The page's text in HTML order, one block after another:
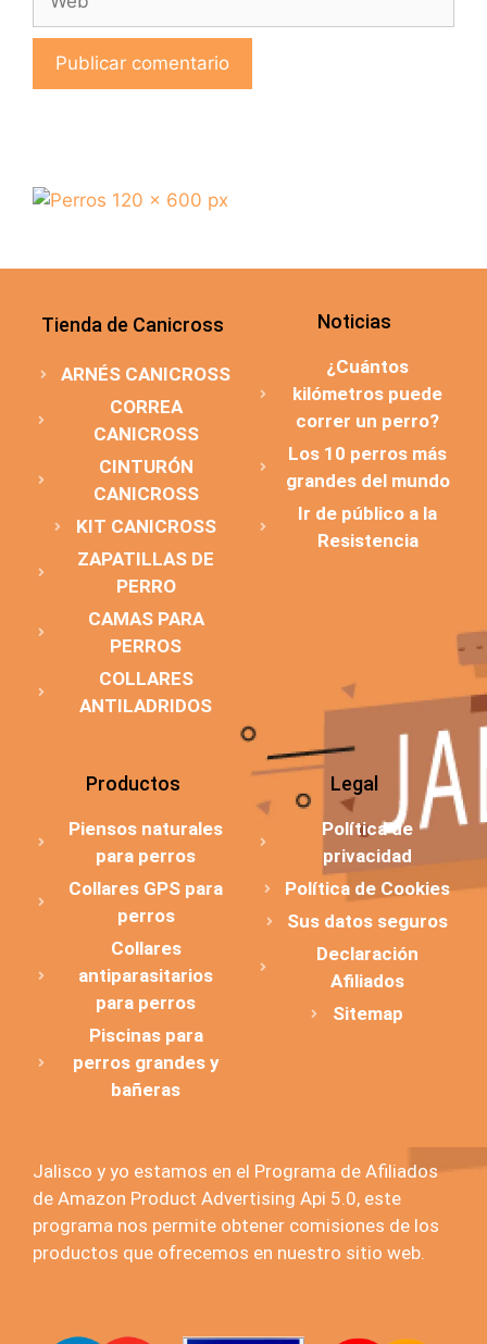
Tienda de Canicross
ARNÉS CANICROSS
CORREA
CANICROSS
CINTURÓN
CANICROSS
KIT CANICROSS
ZAPATILLAS DE
PERRO
CAMAS PARA
PERROS
COLLARES
ANTILADRIDOS
Noticias
¿Cuántos
kilómetros puede
correr un perro?
Los 10 perros más
grandes del mundo
Ir de público a la
Resistencia
Productos
Piensos naturales
para perros
Collares GPS para
perros
Collares
antiparasitarios
para perros
Piscinas para
perros grandes y
bañeras
Legal
Política de
privacidad
Política de Cookies
Sus datos seguros
Declaración
Afiliados
Sitemap
Jalisco y yo estamos en el Programa de Afiliados
de Amazon Product Advertising Api 5.0, este
programa nos permite obtener comisiones de los
productos que ofrecemos en nuestro sitio web.